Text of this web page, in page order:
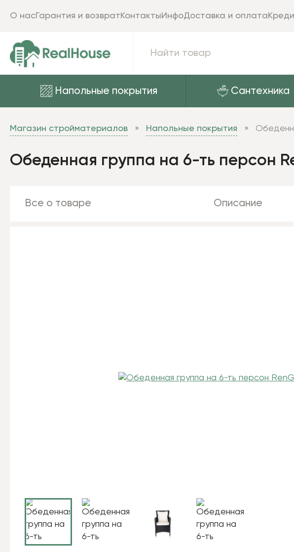
Напольные покрытия Сантехника
О насГарантия и возвратКонтактыИнфоДоставка и оплата
Магазин стройматериалов Напольные покрытия
Обеденная группа на 6-ть персон
Все о товаре Описание